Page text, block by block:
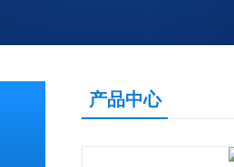
产品中心